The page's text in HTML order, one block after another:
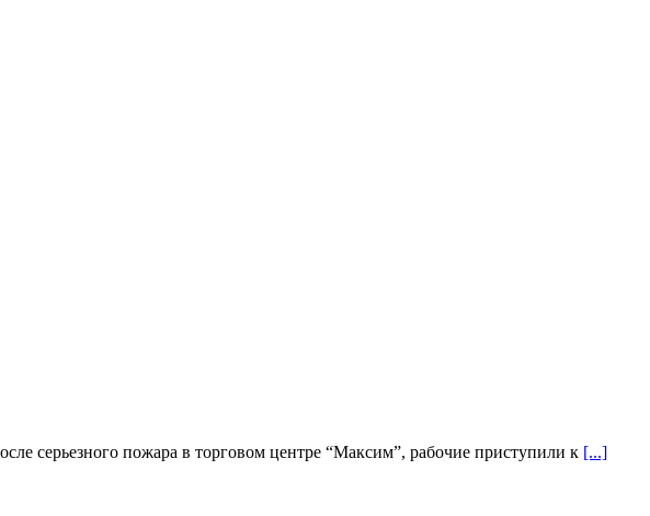
серьезного пожара в торговом центре “Максим”, рабочие приступили к [...]